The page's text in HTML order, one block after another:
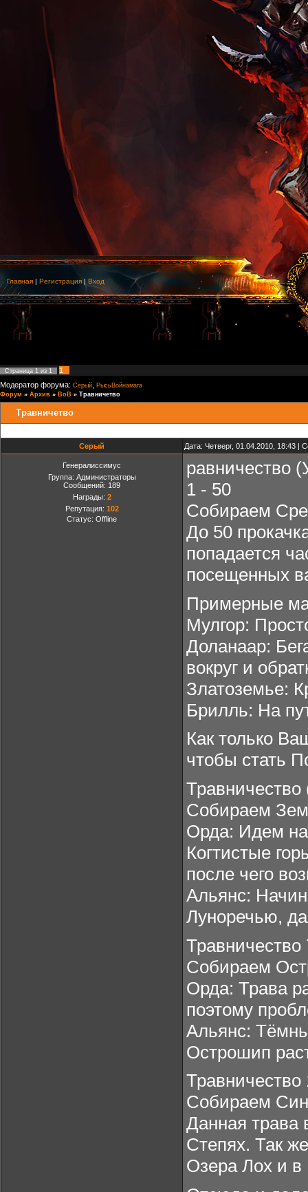
Главная | Регистрация | Вход
Страница 1 из 1
1
Модератор форума: Серый
РысьВойнамага
Форум » Архив » ВоВ » Травничетво
Травничетво
Серый Дата: Четверг, 01.04.2010, 18:43 |
Генералиссимус
Группа: Администраторы
Сообщений: 189
Награды: 2
Репутация: 102
Статус: Offline
равничество
1 - 50
Собираем
До 50
попадается
посещенных
Примерные
Мулгор:
Доланаар:
вокруг и
Златоземье:
Брилль: На
Как только
чтобы стать
Собираем
Орда: Идем на
Когтистые
после чего
Альянс:
Луноречью,
Травничество
Собираем
Орда: Трава
поэтому
Альянс:
Острошип
Травничество
Собираем
Данная трава
Степях. Так
Озера Лох и в